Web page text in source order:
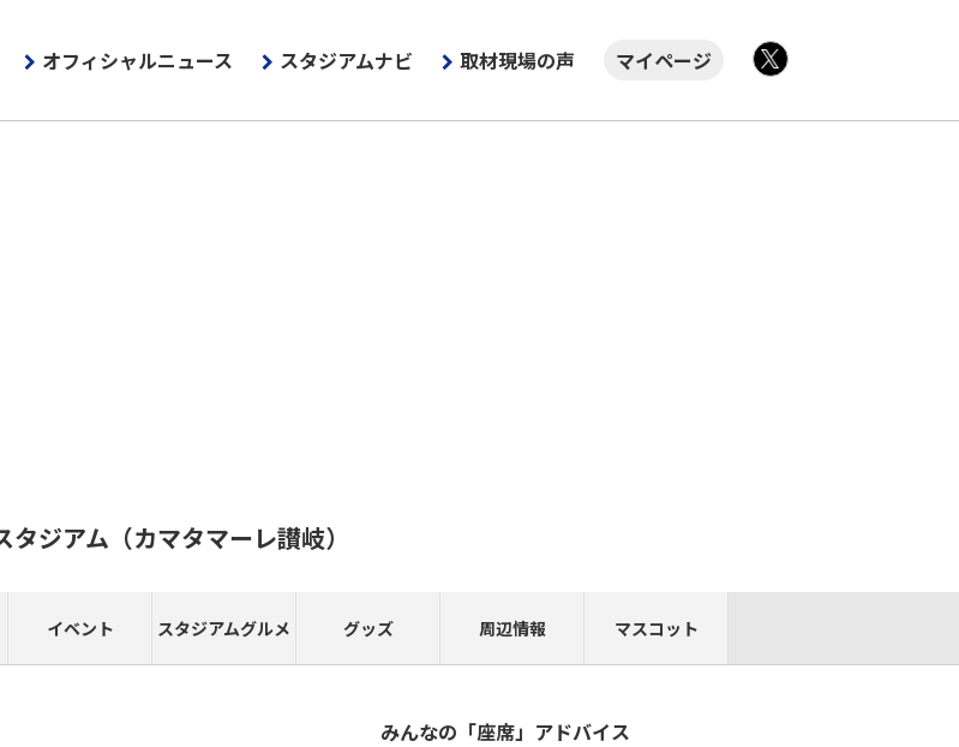
オフィシャルニュース スタジアムナビ 取材現場の声
マイページ
タジアム （カマタマーレ讃岐）
イベント スタジアムグルメ グッズ 周辺情報 マスコット
みんなの「座席」アドバイス